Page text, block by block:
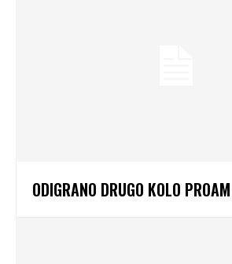
ODIGRANO DRUGO KOLO